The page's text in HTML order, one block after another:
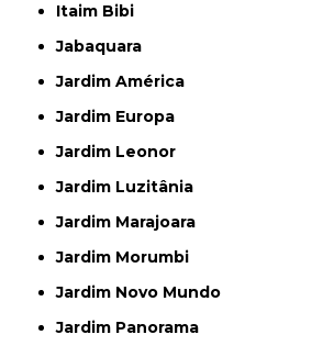
Itaim Bibi
Jabaquara
Jardim América
Jardim Europa
Jardim Leonor
Jardim Luzitânia
Jardim Marajoara
Jardim Morumbi
Jardim Novo Mundo
Jardim Panorama